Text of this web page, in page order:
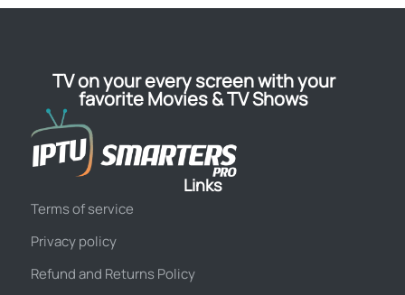
TV on your every screen with your
favorite Movies & TV Shows
Links
Terms of service
Privacy policy
Refund and Returns Policy